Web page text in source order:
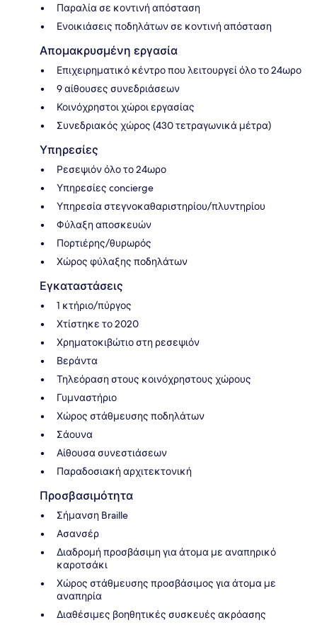
Παραλία σε κοντινή απόσταση
Ενοικιάσεις ποδηλάτων σε κοντινή απόσταση
Απομακρυσμένη εργασία
Επιχειρηματικό κέντρο που λειτουργεί όλο το 24ωρο
9 αίθουσες συνεδριάσεων
Κοινόχρηστοι χώροι εργασίας
Συνεδριακός χώρος (430 τετραγωνικά μέτρα)
Υπηρεσίες
Ρεσεψιόν όλο το 24ωρο
Υπηρεσίες concierge
Υπηρεσία στεγνοκαθαριστηρίου/πλυντηρίου
Φύλαξη αποσκευών
Πορτιέρης/θυρωρός
Χώρος φύλαξης ποδηλάτων
Εγκαταστάσεις
1 κτήριο/πύργος
Χτίστηκε το 2020
Χρηματοκιβώτιο στη ρεσεψιόν
Βεράντα
Τηλεόραση στους κοινόχρηστους χώρους
Γυμναστήριο
Χώρος στάθμευσης ποδηλάτων
Σάουνα
Αίθουσα συνεστιάσεων
Παραδοσιακή αρχιτεκτονική
Προσβασιμότητα
Σήμανση Braille
Ασανσέρ
Διαδρομή προσβάσιμη για άτομα με αναπηρικό
καροτσάκι
Χώρος στάθμευσης προσβάσιμος για άτομα με
αναπηρία
Διαθέσιμες βοηθητικές συσκευές ακρόασης